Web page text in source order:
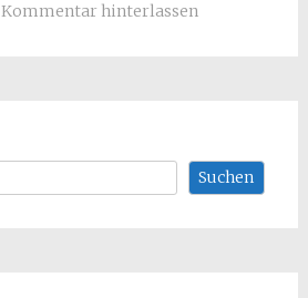
Kommentar hinterlassen
Suchen